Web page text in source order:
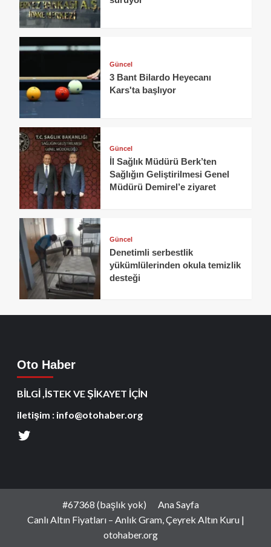
Güncel
3 Bant Bilardo Heyecanı
Kars'ta başlıyor
Güncel
İl Sağlık Müdürü Berk’ten
Sağlığın Geliştirilmesi Genel
Müdürü Demirel’e ziyaret
Güncel
Denetimli serbestlik
yükümlülerinden okula temizlik
desteği
Oto Haber
BİLGİ ,İSTEK VE ŞİKAYET İÇİN
iletişim : info@otohaber.org
#67368 (başlık yok)
Ana Sayfa
Canlı Altın Fiyatları – Anlık Gram, Çeyrek Altın Kuru |
otohaber.org